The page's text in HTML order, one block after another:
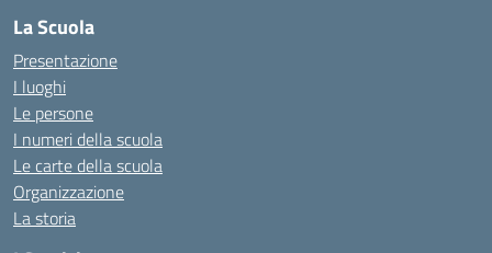
La Scuola
Presentazione
I luoghi
Le persone
I numeri della scuola
Le carte della scuola
Organizzazione
La storia